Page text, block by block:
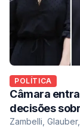
POLÍTICA
Câmara
decisões
Zambelli,